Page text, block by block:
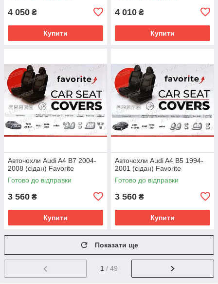
4 050 ₴
Купити
4 010 ₴
Купити
Авточохли Audi A4 B7 2004-
2008 (сідан) Favorite
Готово до відправки
3 560 ₴
Купити
Авточохли Audi A4 B5 1994-
2001 (сідан) Favorite
Готово до відправки
3 560 ₴
Купити
Показати ще
1 / 49